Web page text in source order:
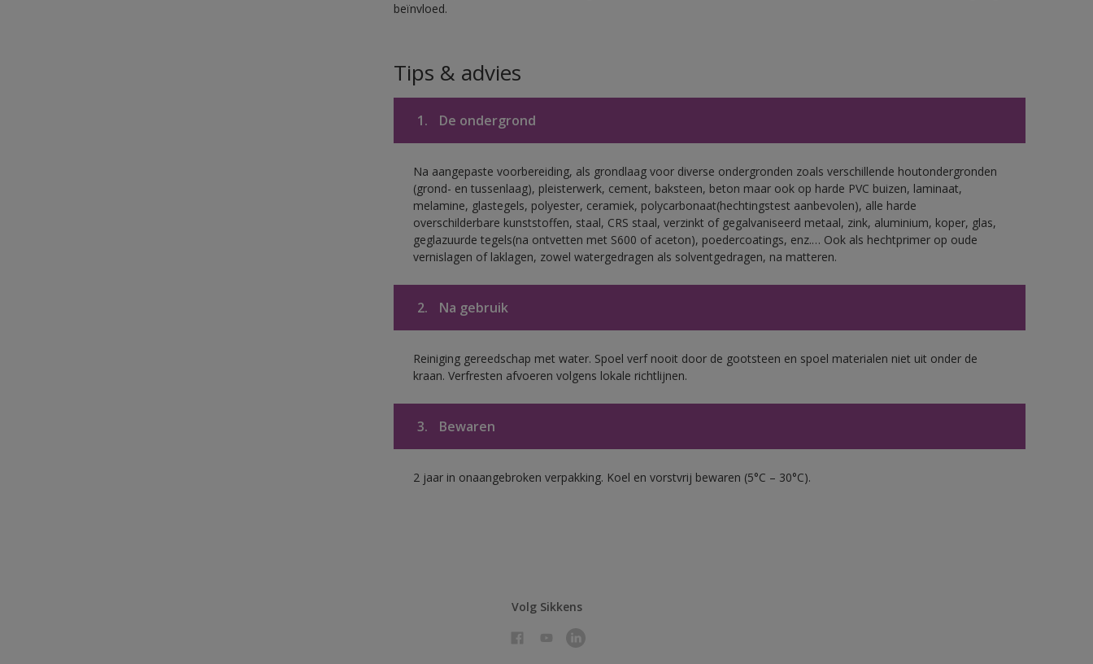
beïnvloed.
Tips & advies
1. De ondergrond
Na aangepaste voorbereiding, als grondlaag voor diverse ondergronden zoals verschillende houtondergronden
(grond- en tussenlaag), pleisterwerk, cement, baksteen, beton maar ook op harde PVC buizen, laminaat,
melamine, glastegels, polyester, ceramiek, polycarbonaat(hechtingstest aanbevolen), alle harde
overschilderbare kunststoffen, staal, CRS staal, verzinkt of gegalvaniseerd metaal, zink, aluminium, koper, glas,
geglazuurde tegels(na ontvetten met S600 of aceton), poedercoatings, enz.… Ook als hechtprimer op oude
vernislagen of laklagen, zowel watergedragen als solventgedragen, na matteren.
2. Na gebruik
Reiniging gereedschap met water. Spoel verf nooit door de gootsteen en spoel materialen niet uit onder de
kraan. Verfresten afvoeren volgens lokale richtlijnen.
3. Bewaren
2 jaar in onaangebroken verpakking. Koel en vorstvrij bewaren (5°C – 30°C).
Volg Sikkens